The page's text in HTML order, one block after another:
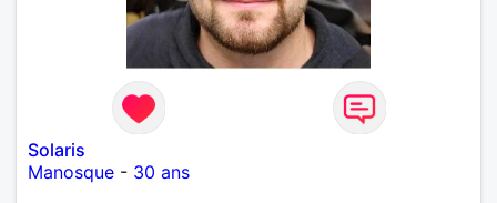
Solaris
Manosque - 30 ans